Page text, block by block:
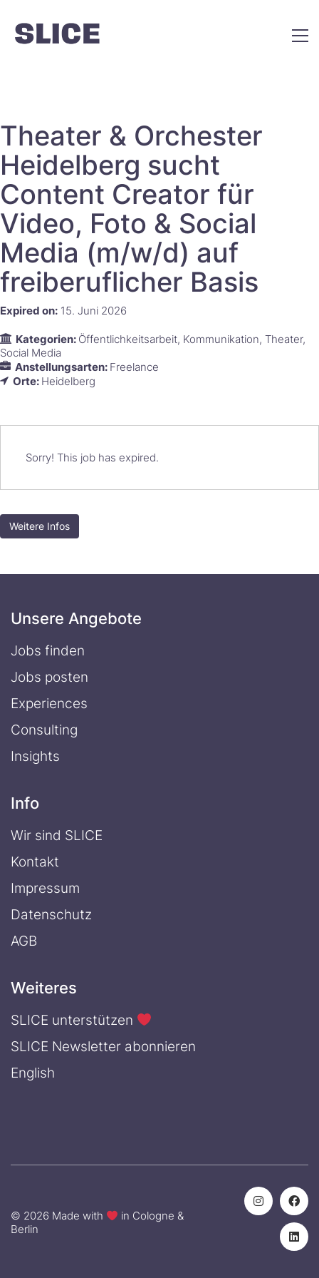
Theater & Orchester
Heidelberg sucht
Content Creator für
Video, Foto & Social
Media (m/w/d) auf
freiberuflicher Basis
Expired on: 15. Juni 2026
Kategorien: Öffentlichkeitsarbeit Kommunikation Theater
Social Media
Anstellungsarten: Freelance
Orte: Heidelberg
Sorry! This job has expired.
Weitere Infos
Unsere Angebote
Jobs finden
Jobs posten
Experiences
Consulting
Insights
Info
Wir sind SLICE
Kontakt
Impressum
Datenschutz
AGB
Weiteres
SLICE unterstützen
SLICE Newsletter abonnieren
English
© 2026 Made with
in Cologne &
Berlin